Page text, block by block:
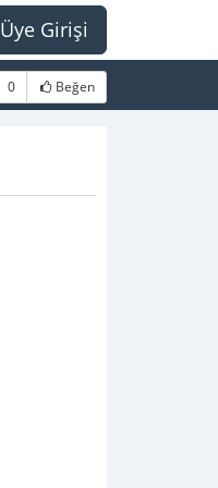
Üye Girişi
0 Beğen